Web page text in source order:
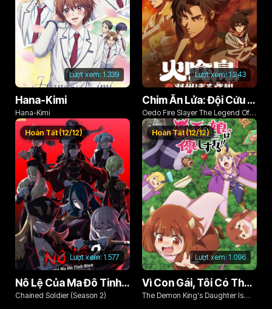
Lượt xem: 1.339
Hana-Kimi
Hana-Kimi
Lượt xem:1.243
Chim Ăn Lửa: Đội Cứu Hỏa Rách Rưới Vùng Ushu
Oedo Fire Slayer The Legend Of
Phoenix
Lượt xem: 1.577
Hoàn Tất (12/12)
Nô Lệ Của Ma Đô Tinh Binh (Phần 2)
Chained Soldier (Season 2)
Lượt xem:1.096
Hoàn Tất (12/12)
Vì Con Gái, Tôi Có Thể Đánh Bại Cả Ma Vương
The Demon King's Daughter Is